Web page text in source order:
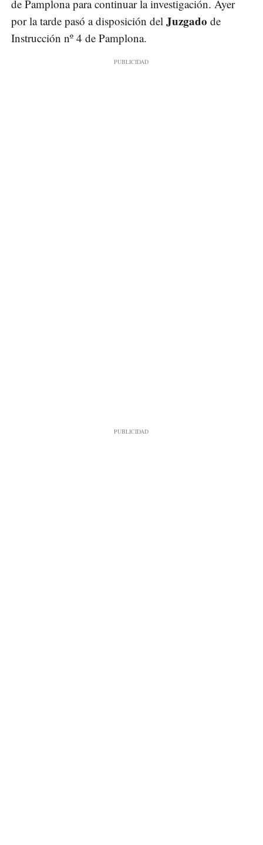
de Pamplona para continuar la investigación. Ayer
por la tarde pasó a disposición del Juzgado de
Instrucción nº 4 de Pamplona.